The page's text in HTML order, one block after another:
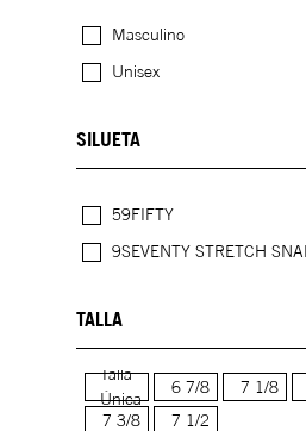
Masculino
Unisex
SILUETA
59FIFTY
9SEVENTY STRETCH
TALLA
6 7/8
7 1/2
7 1/8
7 3/8
Talla
Única